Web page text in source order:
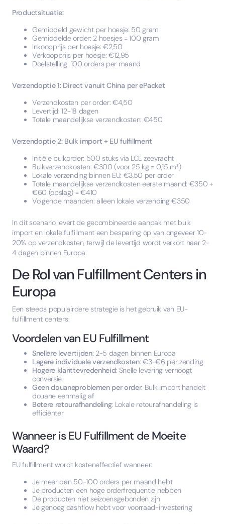
Productsituatie:
Gemiddeld gewicht per hoesje: 50 gram
Gemiddelde order: 2 hoesjes = 100 gram
Inkoopprijs per hoesje: €2,50
Verkoopprijs per hoesje: €12,95
Doelstelling: 100 orders per maand
Verzendoptie 1: Direct vanuit China per ePacket
Verzendkosten per order: €4,50
Levertijd: 12-18 dagen
Totale maandelijkse verzendkosten: €450
Verzendoptie 2: Bulk import + EU fulfillment
Initiële bulkorder: 500 stuks via LCL zeevracht
Bulkverzendkosten: €300 (voor 25 kg = 0,15 m³)
Lokale verzending binnen EU: €3,50 per order
Totale maandelijkse verzendkosten eerste maand: €350 +
€60 (opslag) = €410
Volgende maanden: alleen lokale verzending €350
In dit scenario levert de gecombineerde aanpak met bulk
import en lokale fulfillment een besparing op van ongeveer 10-
20% op verzendkosten, terwijl de levertijd wordt verkort naar 2-
4 dagen binnen Europa.
De Rol van Fulfillment Centers in
Europa
Een steeds populairdere strategie is het gebruik van EU-
fulfillment centers:
Voordelen van EU Fulfillment
Snellere levertijden: 2-5 dagen binnen Europa
Lagere individuele verzendkosten: €3-€6 per zending
Hogere klanttevredenheid: Snelle levering verhoogt
conversie
Geen douaneproblemen per order: Bulk import handelt
douane eenmalig af
Betere retourafhandeling: Lokale retourafhandeling is
efficiënter
Wanneer is EU Fulfillment de Moeite
Waard?
EU fulfillment wordt kosteneffectief wanneer:
Je meer dan 50-100 orders per maand hebt
Je producten een hoge orderfrequentie hebben
De producten niet seizoensgebonden zijn
Je genoeg cashflow hebt voor voorraad-investering